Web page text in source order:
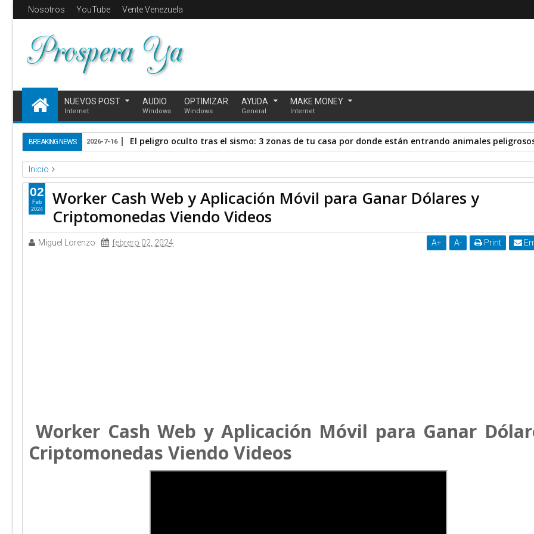
Nosotros YouTube Vente Venezuela
NUEVOS POST
Internet
AUDIO
Windows
OPTIMIZAR
Windows
AYUDA
General
MAKE MONEY
Internet
BREAKING NEWS El día que internet se une por Venezuela: ¡Únete a la MEGA Protesta Digital!
2026-6-17
Inicio
Bitcoin
dinero gana online Worker-Cash Worker Cash Web y Aplicación Móvil para Ganar Dólares y Criptomonedas Viendo
Worker Cash Web y Aplicación Móvil para Ganar Dólares y
Criptomonedas Viendo Videos
Miguel Lorenzo febrero 02, 2024 A+ A- Print
Worker Cash Web y Aplicación Móvil para Ganar
Criptomonedas Viendo Videos
02
Feb
2024